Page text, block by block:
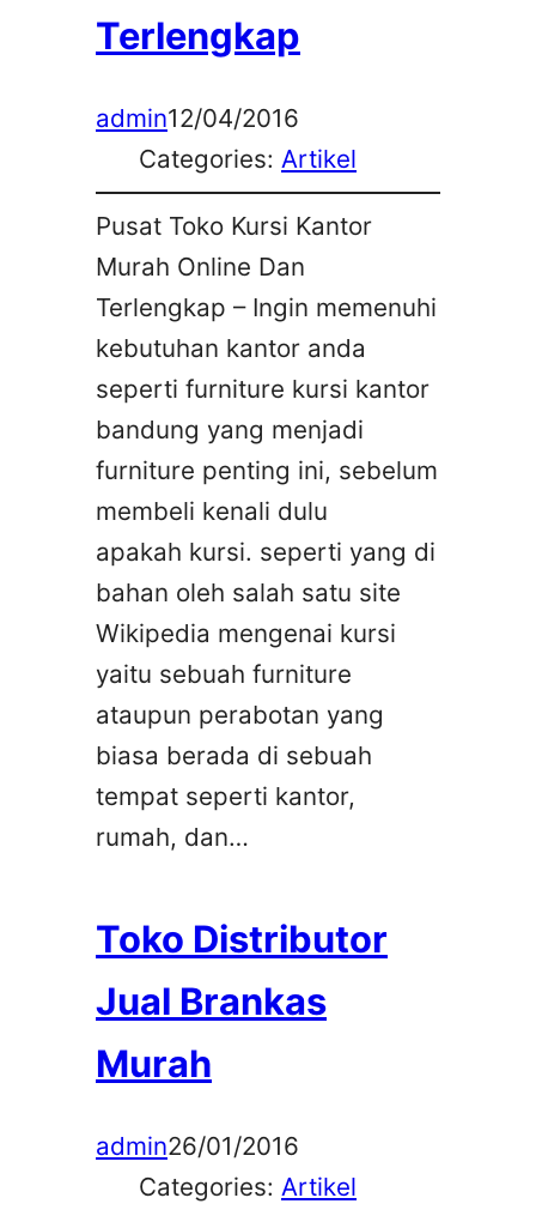
Terlengkap
admin12/04/2016
Categories: Artikel
Pusat Toko Kursi Kantor
Murah Online Dan
Terlengkap – Ingin memenuhi
kebutuhan kantor anda
seperti furniture kursi kantor
bandung yang menjadi
furniture penting ini, sebelum
membeli kenali dulu
apakah kursi. seperti yang di
bahan oleh salah satu site
Wikipedia mengenai kursi
yaitu sebuah furniture
ataupun perabotan yang
biasa berada di sebuah
tempat seperti kantor,
rumah, dan…
Toko Distributor
Jual Brankas
Murah
admin26/01/2016
Categories: Artikel